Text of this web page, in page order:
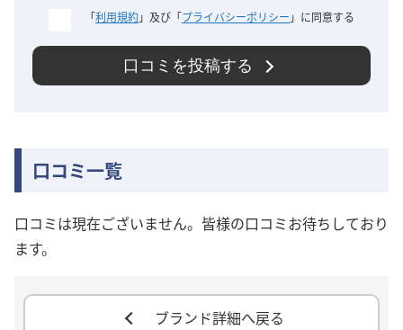
「利用規約」及び「プライバシーポリシー 」に同意する
口コミを投稿する
口コミ一覧
口コミは現在ございません。皆様の口コミお待ちしており
ます。
ブランド詳細へ戻る